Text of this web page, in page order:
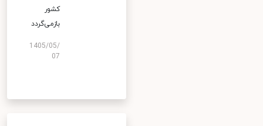
کشور
بازمی‌گردد
1405/05/
07